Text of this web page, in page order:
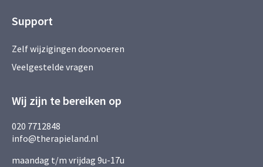
Support
Zelf wijzigingen doorvoeren
Veelgestelde vragen
Wij zijn te bereiken op
020 7712848
info@therapieland.nl
maandag t/m vrijdag 9u-17u